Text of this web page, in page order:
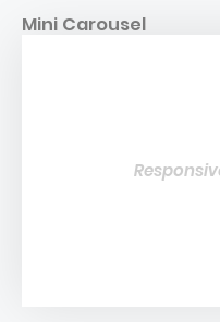
Mini Carousel